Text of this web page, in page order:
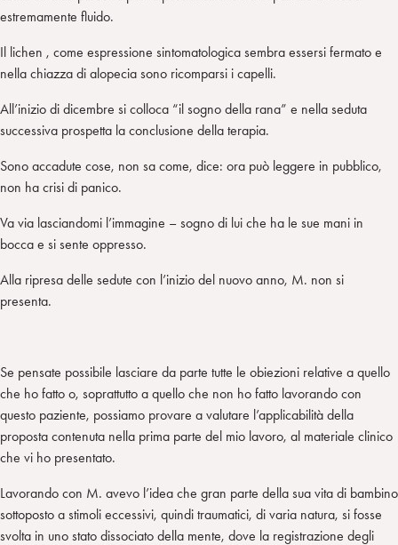
estremamente fluido.
Il lichen , come espressione sintomatologica sembra essersi fermato e
nella chiazza di alopecia sono ricomparsi i capelli.
All’inizio di dicembre si colloca “il sogno della rana” e nella seduta
successiva prospetta la conclusione della terapia.
Sono accadute cose, non sa come, dice: ora può leggere in pubblico,
non ha crisi di panico.
Va via lasciandomi l’immagine – sogno di lui che ha le sue mani in
bocca e si sente oppresso.
Alla ripresa delle sedute con l’inizio del nuovo anno, M. non si
presenta.
Se pensate possibile lasciare da parte tutte le obiezioni relative a quello
che ho fatto o, soprattutto a quello che non ho fatto lavorando con
questo paziente, possiamo provare a valutare l’applicabilità della
proposta contenuta nella prima parte del mio lavoro, al materiale clinico
che vi ho presentato.
Lavorando con M. avevo l’idea che gran parte della sua vita di bambino
sottoposto a stimoli eccessivi, quindi traumatici, di varia natura, si fosse
svolta in uno stato dissociato della mente, dove la registrazione degli